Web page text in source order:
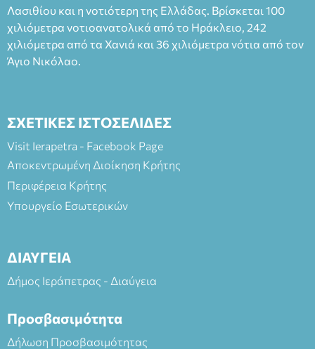
και στο more.com Χώρος: 3ο Γυμνάσιο Ιεράπετρας
(Είσοδος ΕΠΑ.Λ.) Έναρξη 21:15 Οργάνωση: ΚΝΩΣΟΣ
ΘΕΑΤΡΙΚΕΣ ΠΑΡΑΓΩΓΕΣ ΕΕ
Λασιθίου και η νοτιότερη της Ελλάδας. Βρίσκεται 100
χιλιόμετρα νοτιοανατολικά από το Ηράκλειο, 242
χιλιόμετρα από τα Χανιά και 36 χιλιόμετρα νότια από τον
Άγιο Νικόλαο.
ΣΧΕΤΙΚΕΣ ΙΣΤΟΣΕΛΙΔΕΣ
Visit Ierapetra - Facebook Page
Αποκεντρωμένη Διοίκηση Κρήτης
Περιφέρεια Κρήτης
Υπουργείο Εσωτερικών
ΔΙΑΥΓΕΙΑ
Δήμος Ιεράπετρας - Διαύγεια
Προσβασιμότητα
Δήλωση Προσβασιμότητας